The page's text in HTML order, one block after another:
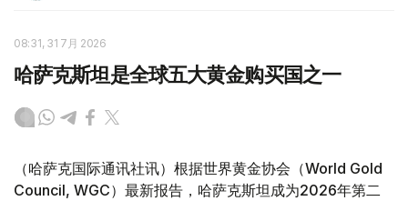
08:31, 31 7月 2026
哈萨克斯坦是全球五大黄金购买国之一
（哈萨克国际通讯社讯）根据世界黄金协会（World Gold
Council, WGC）最新报告，哈萨克斯坦成为2026年第二